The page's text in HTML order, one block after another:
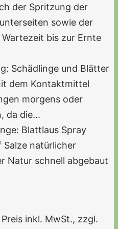
der Spritzung der
sowie der
bis zur Ernte
Schädlinge und Blätter
dem Kontaktmittel
morgens oder
da die...
Blattlaus Spray
natürlicher
Natur schnell abgebaut
Preis inkl. MwSt., zzgl.